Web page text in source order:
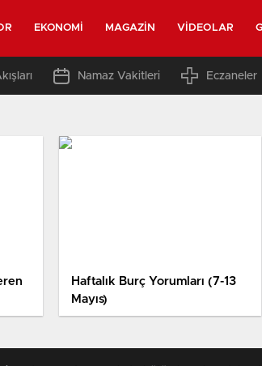
EKONOMI MAGAZIN VIDEOLAR
Namaz Vakitleri Eczaneler
Haftalık Burç Yorumları (7-13
Mayıs)